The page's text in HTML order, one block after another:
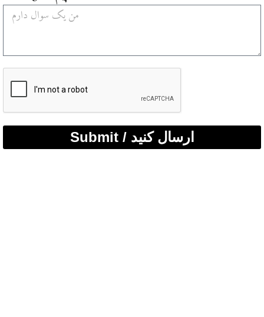
Submit / ارسال کنید